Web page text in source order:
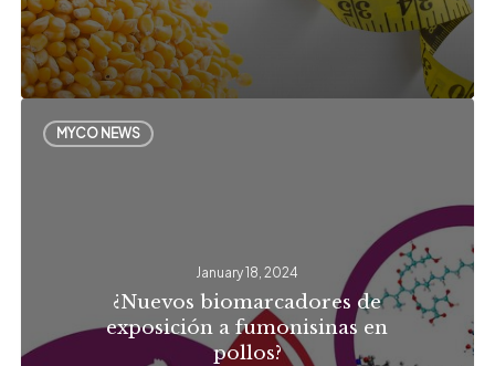
MYCO NEWS
fumonisinas
en
pollos?
January 18, 2024
¿Nuevos biomarcadores de
exposición a fumonisinas en
pollos?